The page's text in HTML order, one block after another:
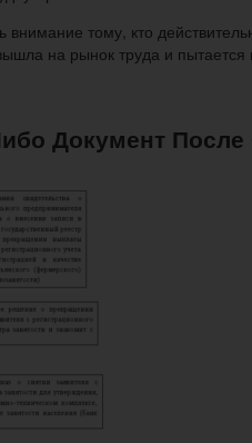
тому, кто
на рынок труда и пытается
Документ После